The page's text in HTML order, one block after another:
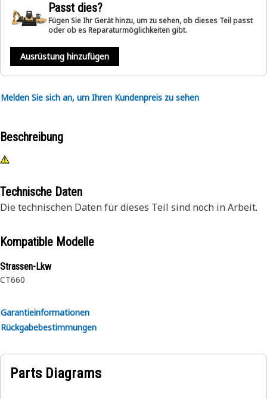
Passt dies?
Fügen Sie Ihr Gerät hinzu, um zu sehen, ob dieses Teil passt
oder ob es Reparaturmöglichkeiten gibt.
Ausrüstung hinzufügen
Melden Sie sich an, um Ihren Kundenpreis zu sehen
Beschreibung
Technische Daten
Die technischen Daten für dieses Teil sind noch in Arbeit.
Kompatible Modelle
Strassen-Lkw
CT660
Garantieinformationen
Rückgabebestimmungen
Parts Diagrams